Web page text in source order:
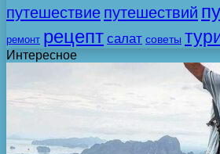
путешествие путешествий
ремонт рецепт салат советы
Интересное